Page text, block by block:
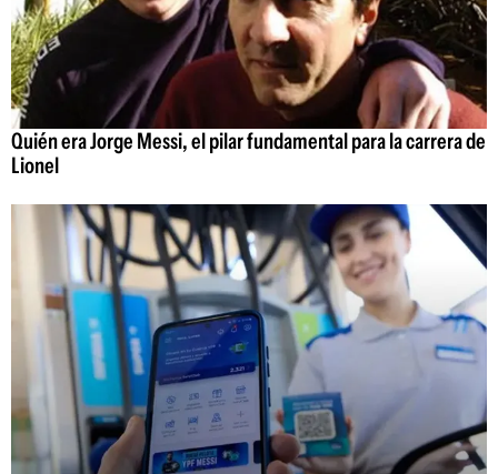
Quién era Jorge Messi, el pilar fundamental para la carrera de
Lionel